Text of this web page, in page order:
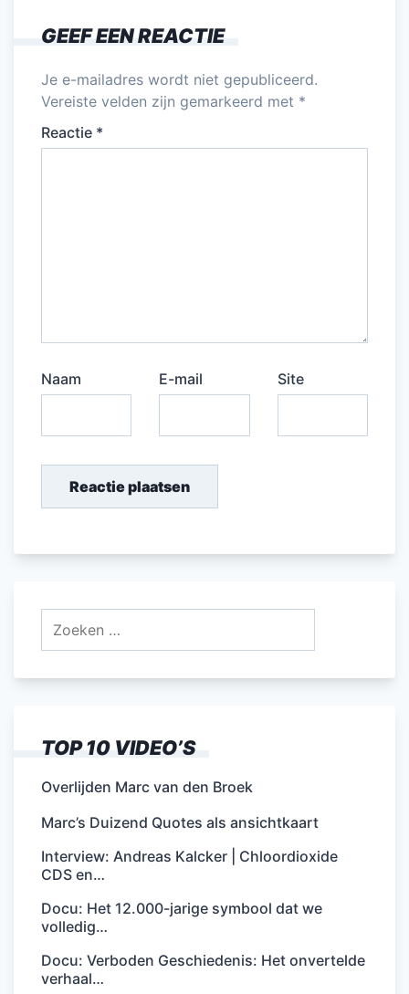
o
o
k
n p
p
GEEF EEN REACTIE
Je e-mailadres wordt niet gepubliceerd.
Vereiste velden zijn gemarkeerd met *
Reactie *
Naam E-mail Site
Zoeken
TOP 10 VIDEO’S
Overlijden Marc van den Broek
Marc’s Duizend Quotes als ansichtkaart
Interview: Andreas Kalcker | Chloordioxide
CDS en…
Docu: Het 12.000-jarige symbool dat we
volledig…
Docu: Verboden Geschiedenis: Het onvertelde
verhaal…